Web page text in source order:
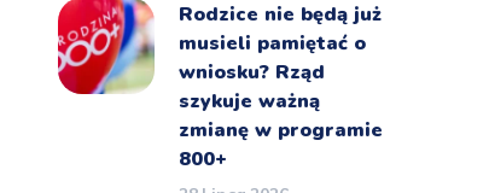
Rodzice nie będą już
musieli pamiętać o
wniosku? Rząd
szykuje ważną
zmianę w programie
800+